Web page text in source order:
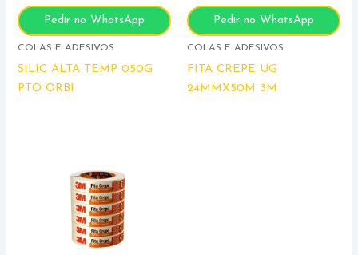
Pedir no WhatsApp
COLAS E ADESIVOS
SILIC ALTA TEMP 050G
PTO ORBI
Pedir no WhatsApp
COLAS E ADESIVOS
FITA CREPE UG
24MMX50M 3M